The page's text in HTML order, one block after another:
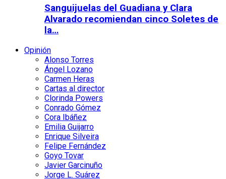
Sanguijuelas del Guadiana y Clara
Alvarado recomiendan cinco Soletes de
la…
Opinión
Alonso Torres
Ángel Lozano
Carmen Heras
Cartas al director
Clorinda Powers
Conrado Gómez
Cora Ibáñez
Emilia Guijarro
Enrique Silveira
Felipe Fernández
Goyo Tovar
Javier Garcinuño
Jorge L. Suárez